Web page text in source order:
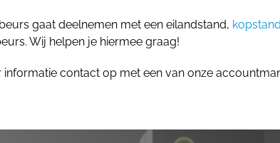
gaat deelnemen met een eilandstand, kopstand
Wij helpen je hiermee graag!
contact op met een van onze